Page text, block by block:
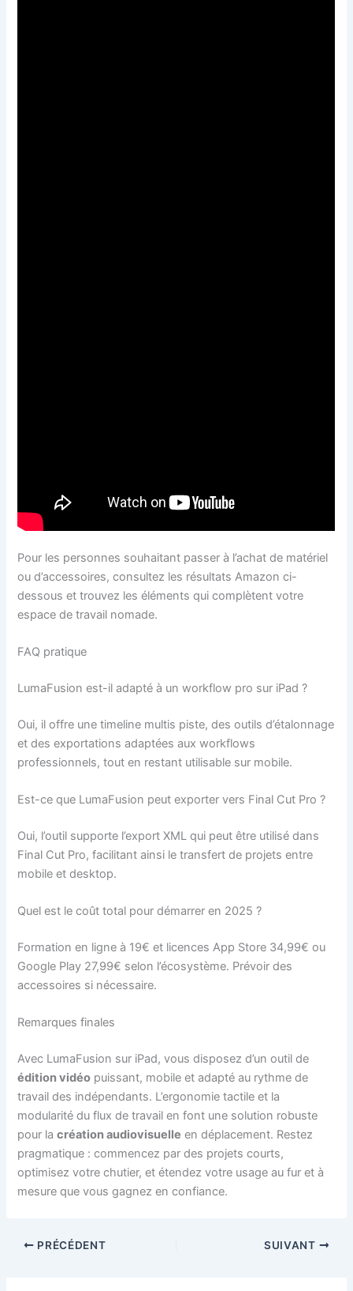
Pour les personnes souhaitant passer à l’achat de matériel
ou d’accessoires, consultez les résultats Amazon ci-
dessous et trouvez les éléments qui complètent votre
espace de travail nomade.
FAQ pratique
LumaFusion est-il adapté à un workflow pro sur iPad ?
Oui, il offre une timeline multis piste, des outils d’étalonnage
et des exportations adaptées aux workflows
professionnels, tout en restant utilisable sur mobile.
Est-ce que LumaFusion peut exporter vers Final Cut Pro ?
Oui, l’outil supporte l’export XML qui peut être utilisé dans
Final Cut Pro, facilitant ainsi le transfert de projets entre
mobile et desktop.
Quel est le coût total pour démarrer en 2025 ?
Formation en ligne à 19€ et licences App Store 34,99€ ou
Google Play 27,99€ selon l’écosystème. Prévoir des
accessoires si nécessaire.
Remarques finales
Avec LumaFusion sur iPad, vous disposez d’un outil de
édition vidéo puissant, mobile et adapté au rythme de
travail des indépendants. L’ergonomie tactile et la
modularité du flux de travail en font une solution robuste
pour lacréation audiovisuelle en déplacement. Restez
pragmatique : commencez par des projets courts,
optimisez votre chutier, et étendez votre usage au fur et à
mesure que vous gagnez en confiance.
PRÉCÉDENT SUIVANT